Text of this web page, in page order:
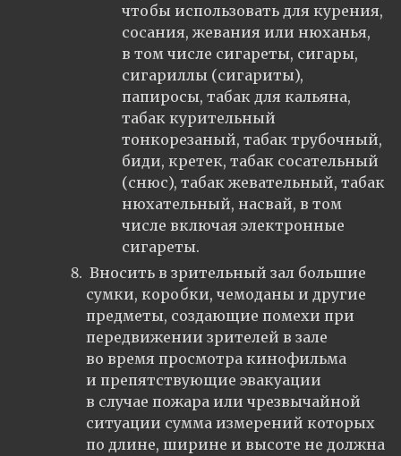
чтобы использовать для курения,
сосания, жевания или нюханья,
в том числе сигареты, сигары,
сигариллы (сигариты),
папиросы, табак для кальяна,
табак курительный
тонкорезаный, табак трубочный,
биди, кретек, табак сосательный
(снюс), табак жевательный, табак
нюхательный, насвай, в том
числе включая электронные
сигареты.
Вносить в зрительный зал большие
сумки, коробки, чемоданы и другие
предметы, создающие помехи при
передвижении зрителей в зале
во время просмотра кинофильма
и препятствующие эвакуации
в случае пожара или чрезвычайной
ситуации сумма измерений которых
по длине, ширине и высоте не должна